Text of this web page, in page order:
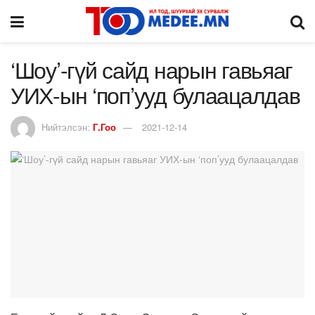
‘Шоу’-гүй сайд нарын гавьяаг
УИХ-ын ‘поп’ууд булаацалдав
Нийтэлсэн: Г.Гоо 2021-12-14